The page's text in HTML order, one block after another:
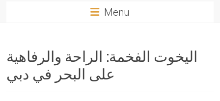
Menu
اليخوت الفخمة: الراحة والرفاهية
على البحر في دبي